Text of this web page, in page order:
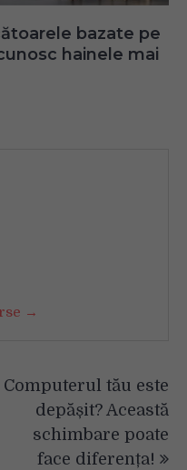
bazate pe
hainele mai
→
Computerul tău este
depășit? Această
schimbare poate
face diferența!